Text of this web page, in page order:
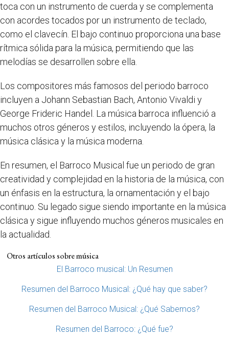
toca con un instrumento de cuerda y se complementa
con acordes tocados por un instrumento de teclado,
como el clavecín. El bajo continuo proporciona una base
rítmica sólida para la música, permitiendo que las
melodías se desarrollen sobre ella.
Los compositores más famosos del periodo barroco
incluyen a Johann Sebastian Bach, Antonio Vivaldi y
George Frideric Handel. La música barroca influenció a
muchos otros géneros y estilos, incluyendo la ópera, la
música clásica y la música moderna.
En resumen, el Barroco Musical fue un periodo de gran
creatividad y complejidad en la historia de la música, con
un énfasis en la estructura, la ornamentación y el bajo
continuo. Su legado sigue siendo importante en la música
clásica y sigue influyendo muchos géneros musicales en
la actualidad.
Otros artículos sobre música
El Barroco musical: Un Resumen
Resumen del Barroco Musical: ¿Qué hay que saber?
Resumen del Barroco Musical: ¿Qué Sabemos?
Resumen del Barroco: ¿Qué fue?